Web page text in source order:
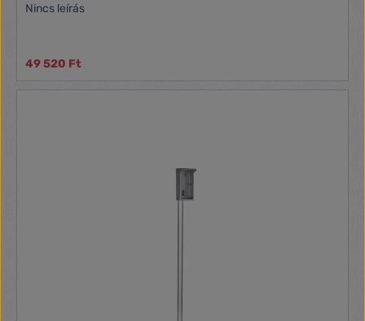
Nincs leírás
49 520 Ft